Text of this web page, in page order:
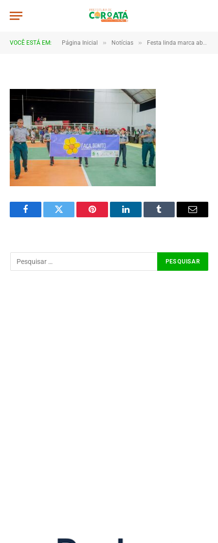
VOCÊ ESTÁ EM: Página Inicial » Notícias » Festa linda marca abertura dos Jogos Escolares 2025 em Coroatá
07
FacebookTwitter Pinterest LinkedInTumblr Email